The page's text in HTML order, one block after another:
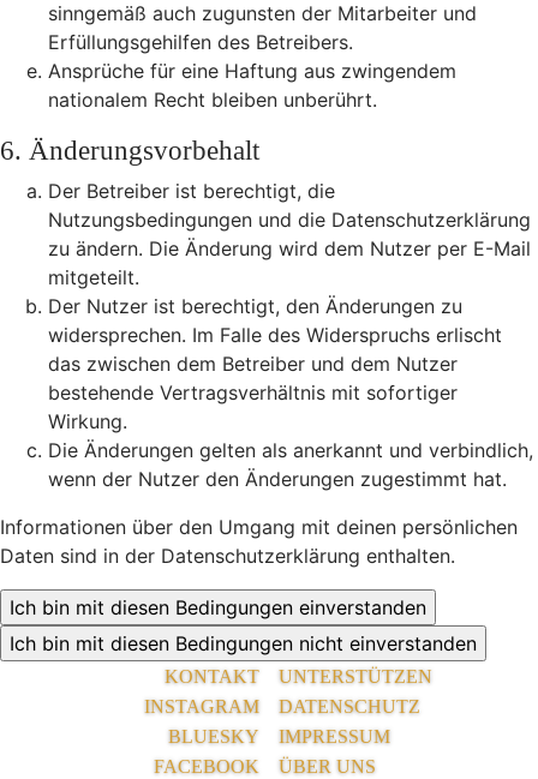
sinngemäß auch zugunsten der Mitarbeiter und
Erfüllungsgehilfen des Betreibers.
Ansprüche für eine Haftung aus zwingendem
nationalem Recht bleiben unberührt.
6. Änderungsvorbehalt
Der Betreiber ist berechtigt, die
Nutzungsbedingungen und die Datenschutzerklärung
zu ändern. Die Änderung wird dem Nutzer per E-Mail
mitgeteilt.
Der Nutzer ist berechtigt, den Änderungen zu
widersprechen. Im Falle des Widerspruchs erlischt
das zwischen dem Betreiber und dem Nutzer
bestehende Vertragsverhältnis mit sofortiger
Wirkung.
Die Änderungen gelten als anerkannt und verbindlich,
wenn der Nutzer den Änderungen zugestimmt hat.
Informationen über den Umgang mit deinen persönlichen
Daten sind in der Datenschutzerklärung enthalten.
KONTAKT
INSTAGRAM
BLUESKY
FACEBOOK
UNTERSTÜTZEN
DATENSCHUTZ
IMPRESSUM
ÜBER UNS